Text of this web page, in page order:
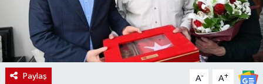
Paylaş A- A+